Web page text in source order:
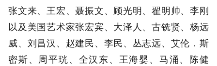
张文来、王宏、聂振文、顾光明、翟明帅、李刚
以及美国艺术家张宏宾、大泽人、古铣贤、杨远
威、刘昌汉、赵建民、李民、丛志远、艾伦．斯
密斯、周平珖、全汉东、王海婴、马涌、陈健